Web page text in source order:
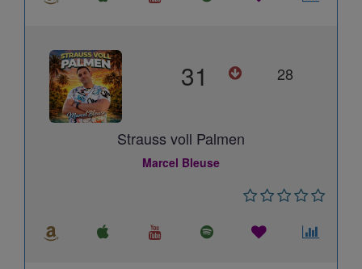
31 28
Strauss voll Palmen
Marcel Bleuse